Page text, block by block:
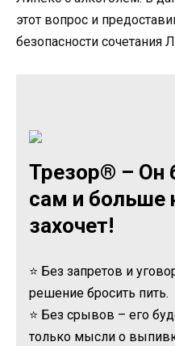
этот вопрос и
безопасности сочетания
Трезор® – Он
сам и больше
захочет!
⭐ Без запретов и
решение бросить пить.
⭐ Без срывов – его
только мысли о